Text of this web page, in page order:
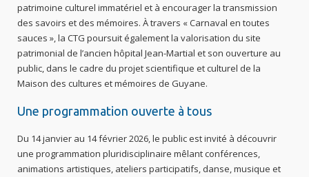
patrimoine culturel immatériel et à encourager la transmission
des savoirs et des mémoires. À travers « Carnaval en toutes
sauces », la CTG poursuit également la valorisation du site
patrimonial de l’ancien hôpital Jean-Martial et son ouverture au
public, dans le cadre du projet scientifique et culturel de la
Maison des cultures et mémoires de Guyane.
Une programmation ouverte à tous
Du 14 janvier au 14 février 2026, le public est invité à découvrir
une programmation pluridisciplinaire mêlant conférences,
animations artistiques, ateliers participatifs, danse, musique et